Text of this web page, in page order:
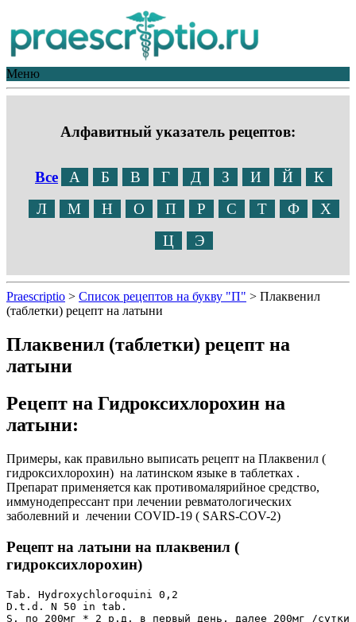
Меню
Алфавитный указатель рецептов:
Все А Б В Г Д З И Й
К
Л
М Н О П Р С Т Ф
Х
Ц
Э
Praescriptio > Список рецептов на букву "П" > Плаквенил
(таблетки) рецепт на латыни
Плаквенил (таблетки) рецепт на
латыни
Рецепт на Гидроксихлорохин на
латыни:
Примеры, как правильно выписать рецепт на Плаквенил (
гидроксихлорохин) на латинском языке в таблетках .
Препарат применяется как противомалярийное средство,
иммунодепрессант при лечении ревматологических
заболевний и лечении COVID-19 ( SARS-COV-2)
Рецепт на латыни на плаквенил (
гидроксихлорохин)
Tab. Hydroxychloroquini 0,2
D.t.d. N 50 in tab.
S. по 200мг * 2 р.д. в первый день, далее 200мг /